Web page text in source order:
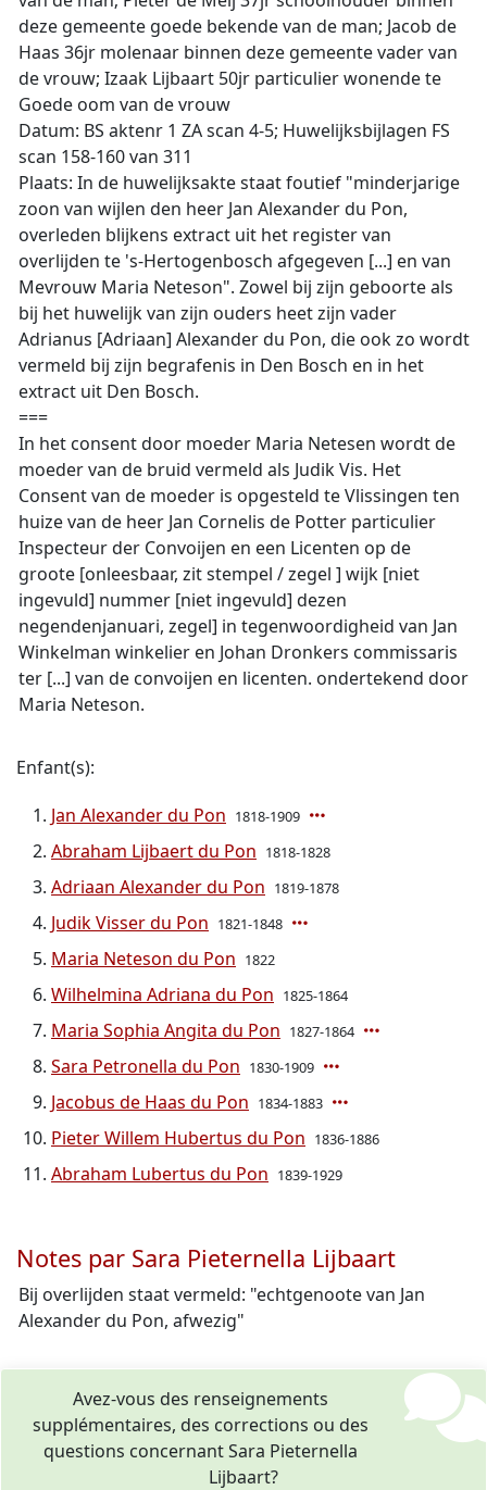
deze gemeente goede bekende van de man; Jacob de
Haas 36jr molenaar binnen deze gemeente vader van
de vrouw; Izaak Lijbaart 50jr particulier wonende te
Goede oom van de vrouw
Datum: BS aktenr 1 ZA scan 4-5; Huwelijksbijlagen FS
scan 158-160 van 311
Plaats: In de huwelijksakte staat foutief "minderjarige
zoon van wijlen den heer Jan Alexander du Pon,
overleden blijkens extract uit het register van
overlijden te 's-Hertogenbosch afgegeven [...] en van
Mevrouw Maria Neteson". Zowel bij zijn geboorte als
bij het huwelijk van zijn ouders heet zijn vader
Adrianus [Adriaan] Alexander du Pon, die ook zo wordt
vermeld bij zijn begrafenis in Den Bosch en in het
extract uit Den Bosch.
===
In het consent door moeder Maria Netesen wordt de
moeder van de bruid vermeld als Judik Vis. Het
Consent van de moeder is opgesteld te Vlissingen ten
huize van de heer Jan Cornelis de Potter particulier
Inspecteur der Convoijen en een Licenten op de
groote [onleesbaar, zit stempel / zegel ] wijk [niet
ingevuld] nummer [niet ingevuld] dezen
negendenjanuari, zegel] in tegenwoordigheid van Jan
Winkelman winkelier en Johan Dronkers commissaris
ter [...] van de convoijen en licenten. ondertekend door
Maria Neteson.
Enfant(s):
Jan Alexander du Pon 1818-1909
Abraham Lijbaert du Pon 1818-1828
Adriaan Alexander du Pon 1819-1878
Judik Visser du Pon 1821-1848
Maria Neteson du Pon 1822
Wilhelmina Adriana du Pon 1825-1864
Maria Sophia Angita du Pon 1827-1864
Sara Petronella du Pon 1830-1909
Jacobus de Haas du Pon 1834-1883
Pieter Willem Hubertus du Pon 1836-1886
Abraham Lubertus du Pon 1839-1929
Notes par Sara Pieternella Lijbaart
Bij overlijden staat vermeld: "echtgenoote van Jan
Alexander du Pon, afwezig"
Avez-vous des renseignements
supplémentaires, des corrections ou des
questions concernant Sara Pieternella
Lijbaart?